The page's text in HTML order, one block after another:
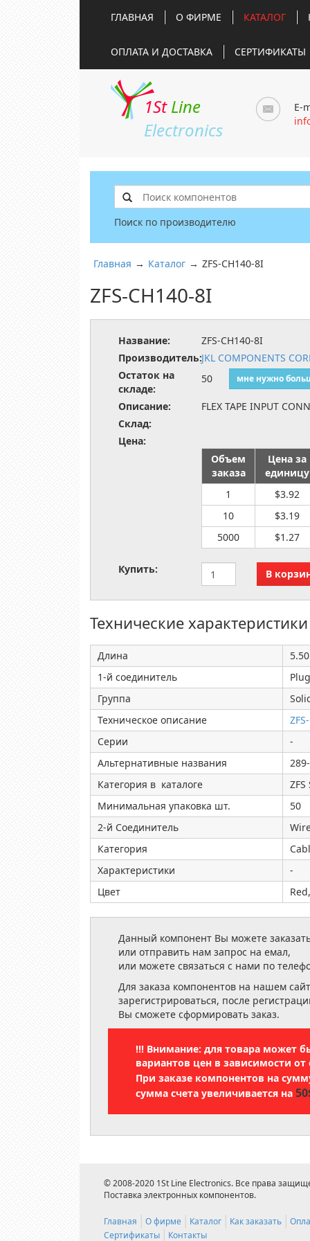
ГЛАВНАЯ О ФИРМЕ КАТАЛОГ
ОПЛАТА И ДОСТАВКА СЕРТИФИКАТЫ
1St Line
Electronics
E-
Поиск по производителю
Главная → Каталог → ZFS-CH140-8I
ZFS-CH140-8I
Название:
ZFS-CH140-8I
Производитель:JKL COMPONENTS
Остаток на
складе:
50 мне нужно
Описание:
FLEX TAPE INPUT
Склад:
Цена:
Объем
заказа
Цена за
единицу
1
$3.92
10
$3.19
5000
$1.27
Купить:
Технические характеристики
Длина
1-й соединитель
Группа
Техническое описание
Серии
-
Альтернативные названия
Категория в каталоге
Минимальная упаковка шт.
50
2-й Соединитель
Категория
Характеристики
-
Цвет
Данный компонент Вы можете
или отправить нам запрос на емал,
или можете связаться с нами по
Для заказа компонентов на нашем
зарегистрироваться, после
Вы сможете сформировать заказ.
!!! Внимание: для товара может
вариантов цен в зависимости от
При заказе компонентов на
сумма счета увеличивается на
© 2008-2020 1St Line Electronics. Все права
Поставка электронных компонентов.
Главная О фирме Каталог Как заказать
Сертификаты
Контакты